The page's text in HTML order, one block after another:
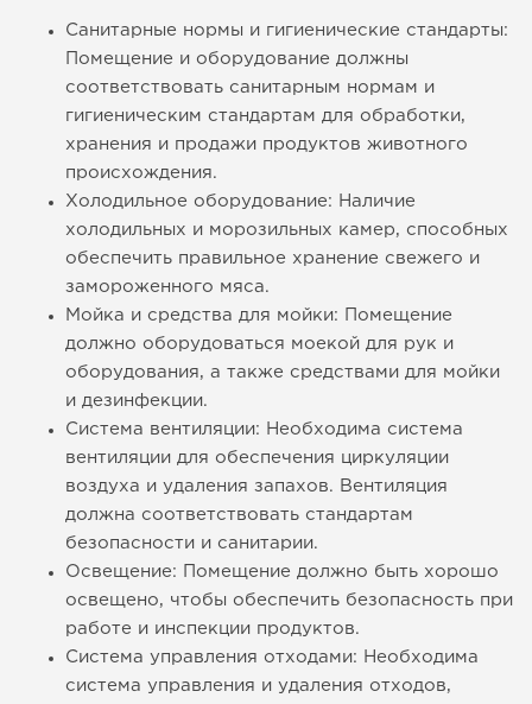
Санитарные нормы и гигиенические стандарты:
Помещение и оборудование должны
соответствовать санитарным нормам и
гигиеническим стандартам для обработки,
хранения и продажи продуктов животного
происхождения.
Холодильное оборудование: Наличие
холодильных и морозильных камер, способных
обеспечить правильное хранение свежего и
замороженного мяса.
Мойка и средства для мойки: Помещение
должно оборудоваться моекой для рук и
оборудования, а также средствами для мойки
и дезинфекции.
Система вентиляции: Необходима система
вентиляции для обеспечения циркуляции
воздуха и удаления запахов. Вентиляция
должна соответствовать стандартам
безопасности и санитарии.
Освещение: Помещение должно быть хорошо
освещено, чтобы обеспечить безопасность при
работе и инспекции продуктов.
Система управления отходами: Необходима
система управления и удаления отходов,